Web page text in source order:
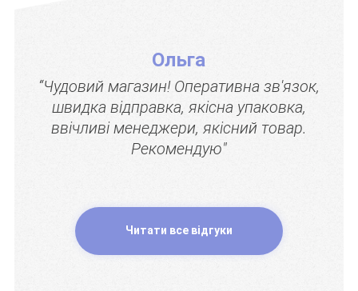
Ольга
“Чудовий магазин! Оперативна зв'язок,
швидка відправка, якісна упаковка,
ввічливі менеджери, якісний товар.
Рекомендую"
Читати все відгуки